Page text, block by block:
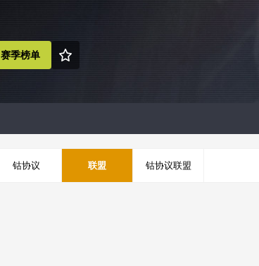
赛季榜单
钴协议 联盟 钴协议联盟